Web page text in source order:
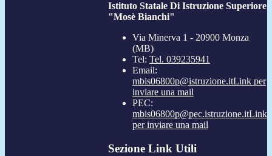
Istituto Statale Di Istruzione Superiore
"Mosè Bianchi"
Via Minerva 1 - 20900 Monza
(MB)
Tel: Tel. 039235941
Email:
mbis06800p@istruzione.itLink per
inviare una mail
PEC:
mbis06800p@pec.istruzione.itLink
per inviare una mail
Sezione Link Utili